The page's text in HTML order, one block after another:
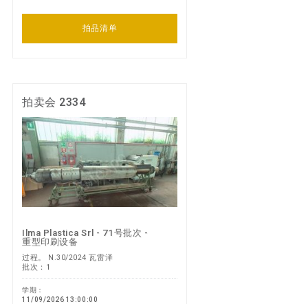
拍品清单
拍卖会 2334
Ilma Plastica Srl - 71号批次 -
重型印刷设备
过程。 N.30/2024 瓦雷泽
批次：1
学期：
11/09/2026 13:00:00